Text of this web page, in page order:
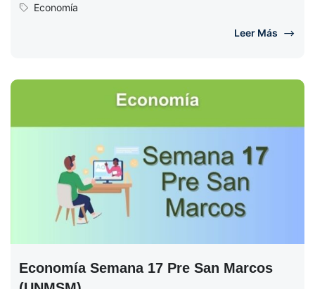
Economía
Leer Más
Economía Semana 17 Pre San Marcos